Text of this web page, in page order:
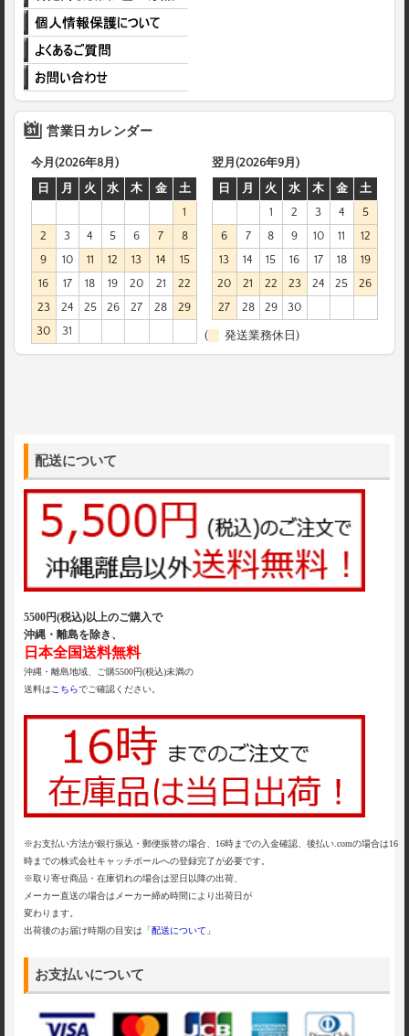
営業日カレンダー
今月(2026年8月)
日
月 火 水 木 金
土
1
2
3 4 5 6 7
8
9
10 11 12 13 14
15
16
17 18 19 20 21
22
23
24 25 26 27 28
29
30
31
翌月(2026年9月)
日
月 火 水 木 金
土
1
2 3 4
5
6
7 8 9 10 11
12
13
14 15 16 17 18
19
20
21 22 23 24 25
26
27
28 29 30
( 発送業務休日)
配送について
5500円(税込)以上のご購入で
沖縄・離島を除き、
日本全国送料無料
沖縄・離島地域、ご購5500円(税込)未満の
送料は こちらでご確認ください。
※お支払い方法が銀行振込・郵便振替の場合、16時までの入金確認、後払い.comの場合は16
時までの株式会社キャッチボールへの登録完了が必要です。
※取り寄せ商品・在庫切れの場合は翌日以降の出荷、
メーカー直送の場合はメーカー締め時間により出荷日が
変わります。
出荷後のお届け時期の目安は「配送について 」
お支払いについて